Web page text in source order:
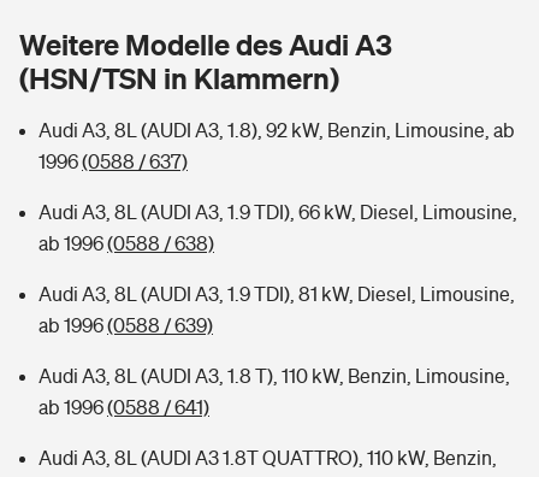
Hochwasser-Check: Wie gefährdet ist Ihr Haus?
Sie haben Fragen?
Private Cyberversicherung
Zur Übersicht
Kinderunfall-Check: Mehr Sicherheit für deine Kids
Typklassen: So ist Ihr Auto eingestuft
Sie haben Fragen?
Rentenrechner: Wie viel Geld bekomme ich im Alter?
Weitere Modelle des Audi A3
(HSN/TSN in Klammern)
Audi A3, 8L (AUDI A3, 1.8), 92 kW, Benzin, Limousine, ab
1996(0588 / 637)
Audi A3, 8L (AUDI A3, 1.9 TDI), 66 kW, Diesel, Limousine,
ab 1996(0588 / 638)
Audi A3, 8L (AUDI A3, 1.9 TDI), 81 kW, Diesel, Limousine,
ab 1996(0588 / 639)
Audi A3, 8L (AUDI A3, 1.8 T), 110 kW, Benzin, Limousine,
ab 1996(0588 / 641)
Audi A3, 8L (AUDI A3 1.8T QUATTRO), 110 kW, Benzin,